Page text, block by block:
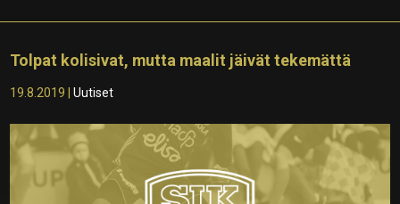
Tolpat kolisivat, mutta maalit jäivät tekemättä
19.8.2019 |Uutiset